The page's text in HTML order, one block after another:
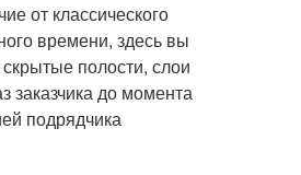
от классического
времени, здесь вы
полости, слои
заказчика до момента
подрядчика